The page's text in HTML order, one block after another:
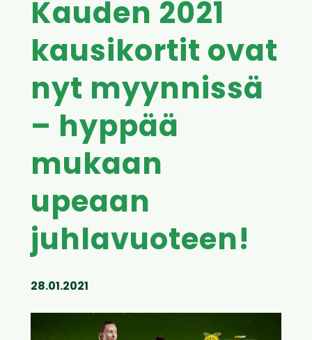
Kauden 2021
kausikortit ovat
nyt myynnissä
– hyppää
mukaan
upeaan
juhlavuoteen!
28.01.2021